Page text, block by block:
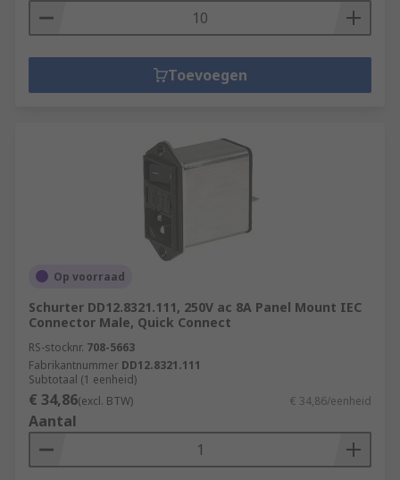
Toevoegen
Op voorraad
Schurter DD12.8321.111, 250V ac 8A Panel Mount IEC
Connector Male, Quick Connect
RS-stocknr. 708-5663
Fabrikantnummer DD12.8321.111
Subtotaal (1 eenheid)
€ 34,86(excl. BTW) € 34,86/eenheid
Aantal